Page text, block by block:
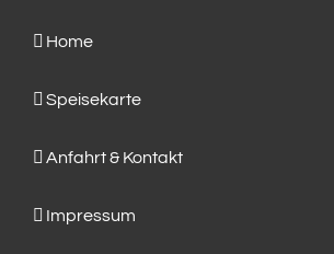
Home
Speisekarte
Anfahrt & Kontakt
Impressum